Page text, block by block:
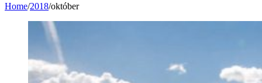
Home/2018/október